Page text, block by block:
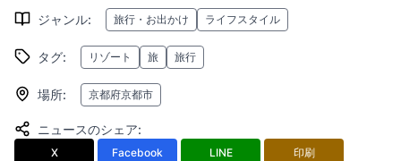
ジャンル: 旅行・お出かけ ライフスタイル
タグ: リゾート 旅 旅行
場所: 京都府京都市
ニュースのシェア:
X Facebook LINE 印刷